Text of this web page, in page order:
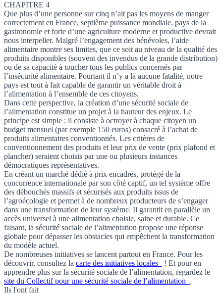
CHAPITRE 4
Que plus d’une personne sur cinq n’ait pas les moyens de manger
correctement en France, septième puissance mondiale, pays de la
gastronomie et forte d’une agriculture moderne et productive devrait
nous interpeller. Malgré l’engagement des bénévoles, l’aide
alimentaire montre ses limites, que ce soit au niveau de la qualité des
produits disponibles (souvent des invendus de la grande distribution)
ou de sa capacité à toucher tous les publics concernés par
l’insécurité alimentaire. Pourtant il n’y a là aucune fatalité, notre
pays est tout à fait capable de garantir un véritable droit à
l’alimentation à l’ensemble de ces citoyens.
Dans cette perspective, la création d’une sécurité sociale de
l’alimentation constitue un projet à la hauteur des enjeux. Le
principe est simple : il consiste à octroyer à chaque citoyen un
budget mensuel (par exemple 150 euros) consacré à l’achat de
produits alimentaires conventionnés. Les critères de
conventionnement des produits et leur prix de vente (prix plafond et
plancher) seraient choisis par une ou plusieurs instances
démocratiques représentatives.
En créant un marché dédié à prix encadrés, protégé de la
concurrence internationale par son côté captif, un tel système offre
des débouchés massifs et sécurisés aux produits issus de
l’agroécologie et permet à de nombreux producteurs de s’engager
dans une transformation de leur système. Il garantit en parallèle un
accès universel à une alimentation choisie, saine et durable. Ce
faisant, la sécurité sociale de l’alimentation propose une réponse
globale pour dépasser les obstacles qui empêchent la transformation
du modèle actuel.
De nombreuses initiatives se lancent partout en France. Pour les
découvrir, consultez la carte des initiatives locales
! Et pour en
apprendre plus sur la sécurité sociale de l’alimentation, regardez le
site du Collectif pour une sécurité sociale de l’alimentation .
Ils l'ont fait